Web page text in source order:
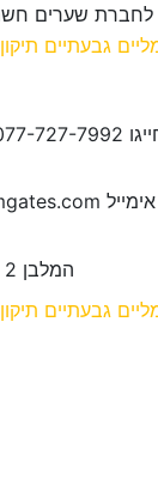
לחברת שערים
7992
אימייל
המלבן 2